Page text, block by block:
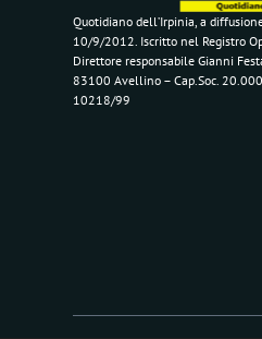
Quotidiano dell’Irpinia, a
10/9/2012. Iscritto nel Registro
Direttore responsabile Gianni
83100 Avellino – Cap.Soc.
10218/99